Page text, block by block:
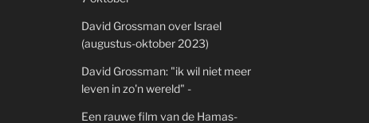
David Grossman over Israel
(augustus-oktober 2023)
David Grossman: "ik wil niet meer
leven in zo'n wereld" -
Een rauwe film van de Hamas-